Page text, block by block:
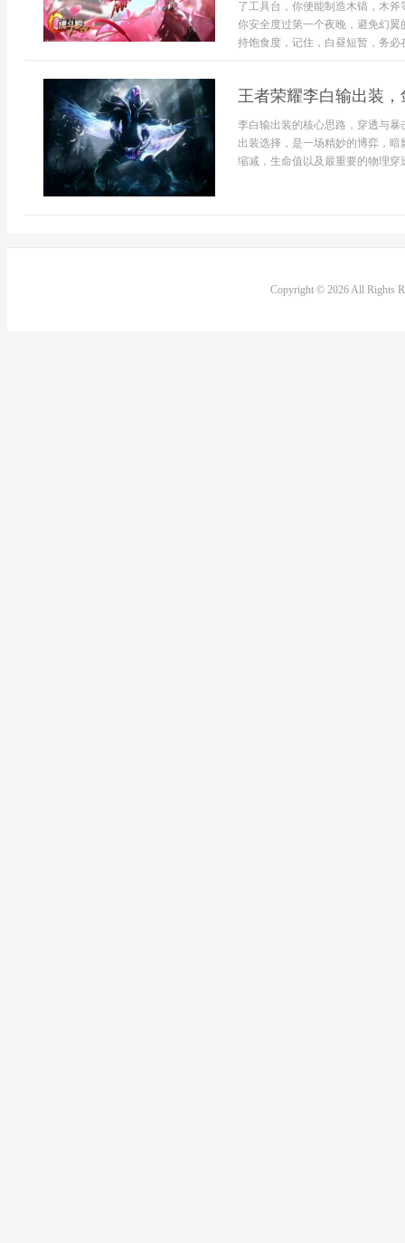
了工具台，你便能制造木镐，木
你安全度过第一个夜晚，避免幻
持饱食度，记住，白昼短暂，务必
王者荣耀李白输出装
李白输出装的核心思路，穿透与
出装选择，是一场精妙的博弈，
缩减，生命值以及最重要的物理
Copyright © 2026 All Rights